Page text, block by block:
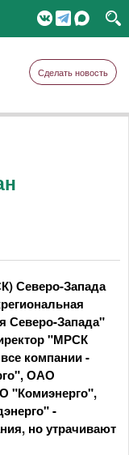
Сделать новость
Северо-Запада
Северо-Запада"
"МРСК
компании -
ОАО
"Комиэнерго",
-
но утрачивают